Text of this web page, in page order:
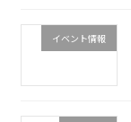
イベント情報